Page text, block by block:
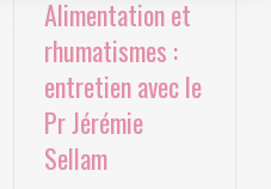
et de gérer vos
Alimentation et
rhumatismes :
entretien avec le
Pr Jérémie
Sellam